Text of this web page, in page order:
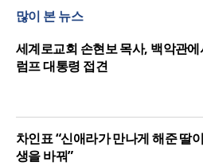
접견
한인세계선교사회(KWMF)
오픈AI, 차세대 AI 모델 ‘
“중대한 사이버 공격 역량
많이 본 뉴스
세계로교회 손현보 목사, 백악관에
럼프 대통령 접견
차인표 “신애라가 만나게 해준 딸
생을 바꿔”